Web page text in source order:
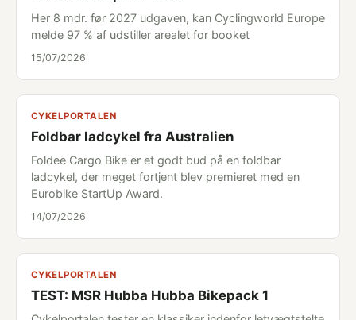
Her 8 mdr. før 2027 udgaven, kan Cyclingworld Europe
melde 97 % af udstiller arealet for booket
15/07/2026
CYKELPORTALEN
Foldbar ladcykel fra Australien
Foldee Cargo Bike er et godt bud på en foldbar
ladcykel, der meget fortjent blev premieret med en
Eurobike StartUp Award.
14/07/2026
CYKELPORTALEN
TEST: MSR Hubba Hubba Bikepack 1